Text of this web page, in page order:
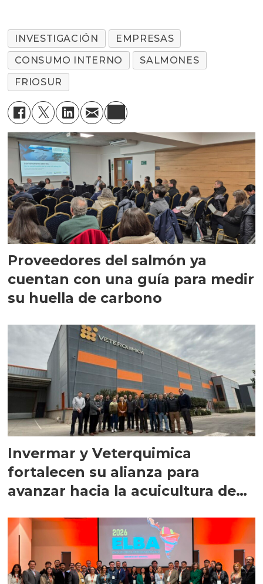
INVESTIGACIÓN
EMPRESAS
CONSUMO INTERNO
SALMONES
FRIOSUR
Proveedores del salmón ya
cuentan con una guía para medir
su huella de carbono
Invermar y Veterquimica
fortalecen su alianza para
avanzar hacia la acuicultura de